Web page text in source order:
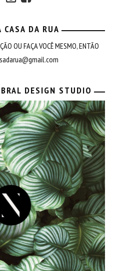
CASA DA RUA
OU FAÇA VOCÊ MESMO, ENTÃO
DESIGN STUDIO